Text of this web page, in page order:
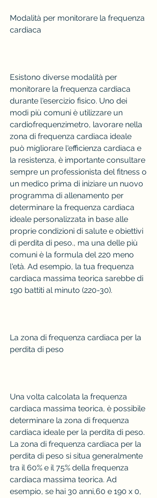
Modalità per monitorare la frequenza
cardiaca
Esistono diverse modalità per
monitorare la frequenza cardiaca
durante l'esercizio fisico. Uno dei
modi più comuni è utilizzare un
cardiofrequenzimetro, lavorare nella
zona di frequenza cardiaca ideale
può migliorare l'efficienza cardiaca e
la resistenza, è importante consultare
sempre un professionista del fitness o
un medico prima di iniziare un nuovo
programma di allenamento per
determinare la frequenza cardiaca
ideale personalizzata in base alle
proprie condizioni di salute e obiettivi
di perdita di peso., ma una delle più
comuni è la formula del 220 meno
l'età. Ad esempio, la tua frequenza
cardiaca massima teorica sarebbe di
190 battiti al minuto (220-30).
La zona di frequenza cardiaca per la
perdita di peso
Una volta calcolata la frequenza
cardiaca massima teorica, è possibile
determinare la zona di frequenza
cardiaca ideale per la perdita di peso.
La zona di frequenza cardiaca per la
perdita di peso si situa generalmente
tra il 60% e il 75% della frequenza
cardiaca massima teorica. Ad
esempio, se hai 30 anni,60 e 190 x 0,